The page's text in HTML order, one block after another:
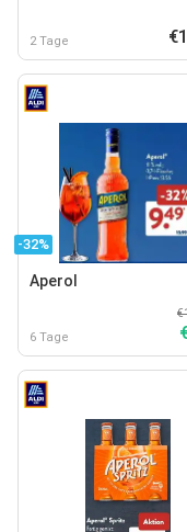
2 Tage
-32%
Aperol
6 Tage